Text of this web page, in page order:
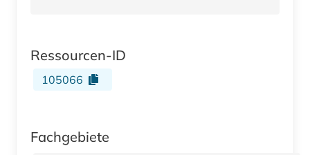
Ressourcen-ID
105066
Fachgebiete